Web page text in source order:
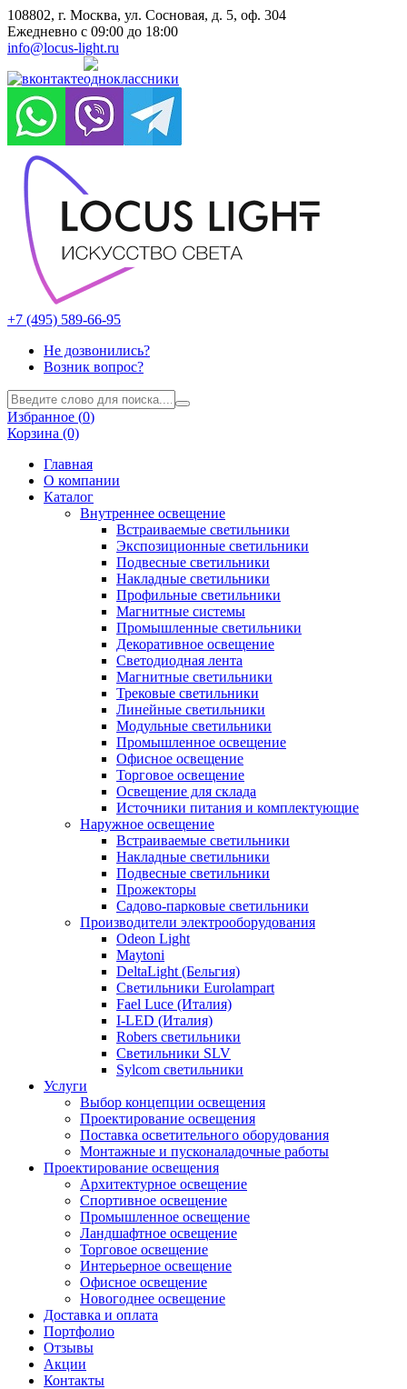
108802, г. Москва, ул. Сосновая, д. 5, оф. 304
Ежедневно с 09:00 до 18:00
info@locus-light.ru
+7 (495) 589-66-95
Не дозвонились?
Возник вопрос?
Избранное (0)
Корзина (0)
Главная
О компании
Каталог
Внутреннее освещение
Встраиваемые светильники
Экспозиционные светильники
Подвесные светильники
Накладные светильники
Профильные светильники
Магнитные системы
Промышленные светильники
Декоративное освещение
Светодиодная лента
Магнитные светильники
Трековые светильники
Линейные светильники
Модульные светильники
Промышленное освещение
Офисное освещение
Торговое освещение
Освещение для склада
Источники питания и комплектующие
Наружное освещение
Встраиваемые светильники
Накладные светильники
Подвесные светильники
Прожекторы
Садово-парковые светильники
Производители электрооборудования
Odeon Light
Maytoni
DeltaLight (Бельгия)
Светильники Eurolampart
Fael Luce (Италия)
I-LED (Италия)
Robers светильники
Светильники SLV
Sylcom светильники
Услуги
Выбор концепции освещения
Проектирование освещения
Поставка осветительного оборудования
Монтажные и пусконаладочные работы
Проектирование освещения
Архитектурное освещение
Спортивное освещение
Промышленное освещение
Ландшафтное освещение
Торговое освещение
Интерьерное освещение
Офисное освещение
Новогоднее освещение
Доставка и оплата
Портфолио
Отзывы
Акции
Контакты